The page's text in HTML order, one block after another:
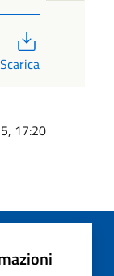
Scarica
17:20